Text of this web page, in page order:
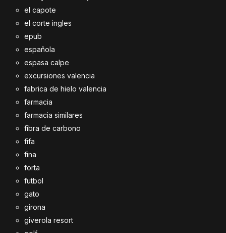
el capote
el corte ingles
epub
española
espasa calpe
excursiones valencia
fabrica de hielo valencia
farmacia
farmacia similares
fibra de carbono
fifa
fina
forta
futbol
gato
girona
giverola resort